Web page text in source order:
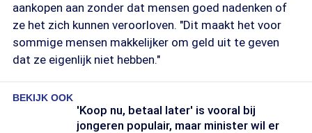
aankopen aan zonder dat mensen goed nadenken of
ze het zich kunnen veroorloven. "Dit maakt het voor
sommige mensen makkelijker om geld uit te geven
dat ze eigenlijk niet hebben."
BEKIJK OOK
'Koop nu, betaal later' is vooral bij
jongeren populair, maar minister wil er